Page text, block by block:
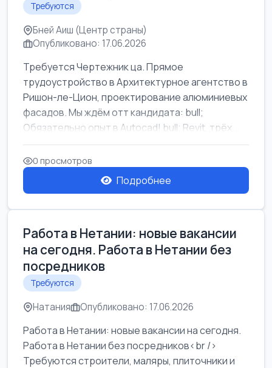
Требуются
Бней Аиш (Центр страны)
Опубликовано: 17.06.2026
Требуется Чертежник ца. Прямое
трудоустройство в Архитектурное агентство в
Ришон-ле-Цион, проектирование алюминиевых
фасадов. Мы ждём отт кандидата: bull;
Обязательно опыт в Autocad! bull; Revit, трёх...
0 просмотров
Подробнее
Работа в Нетании: новые вакансии
на сегодня. Работа в Нетании без
посредников
Требуются
Натания Опубликовано: 17.06.2026
Работа в Нетании: новые вакансии на сегодня.
Работа в Нетании без посредников<br />
Требуются строители, маляры, плиточники и